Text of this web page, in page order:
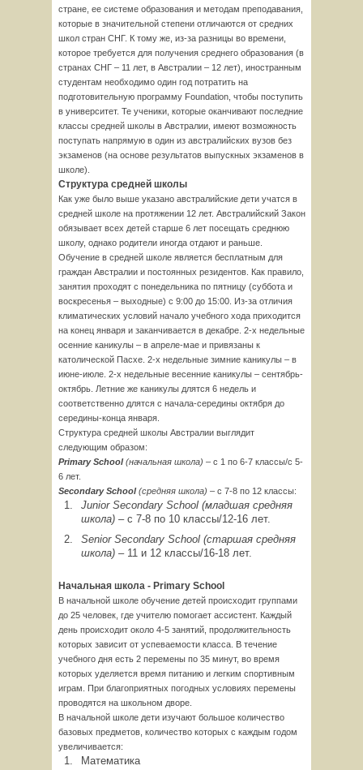
стране, ее системе образования и методам преподавания,
которые в значительной степени отличаются от средних
школ стран СНГ. К тому же, из-за разницы во времени,
которое требуется для получения среднего образования (в
странах СНГ – 11 лет, в Австралии – 12 лет), иностранным
студентам необходимо один год потратить на
подготовительную программу Foundation, чтобы поступить
в университет. Те ученики, которые оканчивают последние
классы средней школы в Австралии, имеют возможность
поступать напрямую в один из австралийских вузов без
экзаменов (на основе результатов выпускных экзаменов в
школе).
Структура средней школы
Как уже было выше указано австралийские дети учатся в
средней школе на протяжении 12 лет. Австралийский Закон
обязывает всех детей старше 6 лет посещать среднюю
школу, однако родители иногда отдают и раньше.
Обучение в средней школе является бесплатным для
граждан Австралии и постоянных резидентов. Как правило,
занятия проходят с понедельника по пятницу (суббота и
воскресенья – выходные) с 9:00 до 15:00. Из-за отличия
климатических условий начало учебного хода приходится
на конец января и заканчивается в декабре. 2-х недельные
осенние каникулы – в апреле-мае и привязаны к
католической Пасхе. 2-х недельные зимние каникулы – в
июне-июле. 2-х недельные весенние каникулы – сентябрь-
октябрь. Летние же каникулы длятся 6 недель и
соответственно длятся с начала-середины октября до
середины-конца января.
Структура средней школы Австралии выглядит
следующим образом:
PrimarySchool(начальная школа) – с 1 по 6-7 классы/с 5-
6 лет.
SecondarySchool(средняя школа) – с 7-8 по 12 классы:
Junior Secondary School (младшая средняя
школа) – с 7-8 по 10 классы/12-16 лет.
Senior Secondary School (старшая средняя
школа) – 11 и 12 классы/16-18 лет.
Начальная школа - Primary School
В начальной школе обучение детей происходит группами
до 25 человек, где учителю помогает ассистент. Каждый
день происходит около 4-5 занятий, продолжительность
которых зависит от успеваемости класса. В течение
учебного дня есть 2 перемены по 35 минут, во время
которых уделяется время питанию и легким спортивным
играм. При благоприятных погодных условиях перемены
проводятся на школьном дворе.
В начальной школе дети изучают большое количество
базовых предметов, количество которых с каждым годом
увеличивается:
Математика